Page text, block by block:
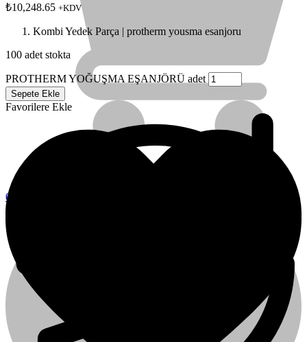
0
₺10,248.65 +KDV
Kombi Yedek Parça | protherm yousma esanjoru
100 adet stokta
PROTHERM YOĞUŞMA EŞANJÖRÜ adet
Sepete Ekle
Favorilere Ekle